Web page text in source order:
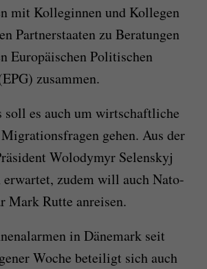
mit Kolleginnen und Kollegen
Partnerstaaten zu Beratungen
Europäischen Politischen
zusammen.
soll es auch um wirtschaftliche
gehen. Aus der
Wolodymyr Selenskyj
erwartet, zudem will auch Nato-
Mark Rutte anreisen.
in Dänemark seit
Woche beteiligt sich auch